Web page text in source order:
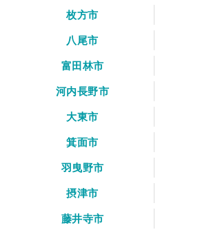
枚方市
八尾市
富田林市
河内長野市
大東市
箕面市
羽曳野市
摂津市
藤井寺市